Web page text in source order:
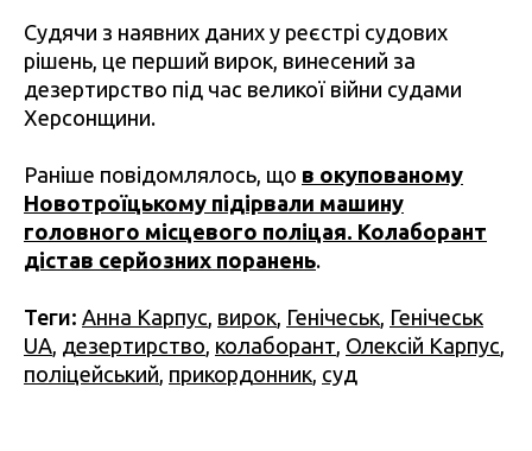
Судячи з наявних даних у реєстрі судових
рішень, це перший вирок, винесений за
дезертирство під час великої війни судами
Херсонщини.
Раніше повідомлялось, що в окупованому
Новотроїцькому підірвали машину
головного місцевого поліцая. Колаборант
дістав серйозних поранень.
Теги: Анна Карпус вирок Генічеськ Генічеськ
UA дезертирство колаборант Олексій Карпус
поліцейський прикордонник суд